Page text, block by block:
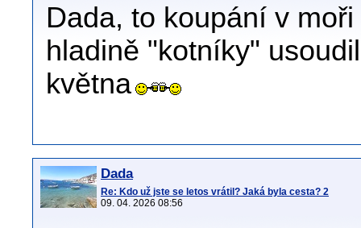
Dada, to koupání v
hladině "kotníky"
května
Dada
Re: Kdo už jste se letos vrátil? Jaká byla cesta? 2
09. 04. 2026 08:56